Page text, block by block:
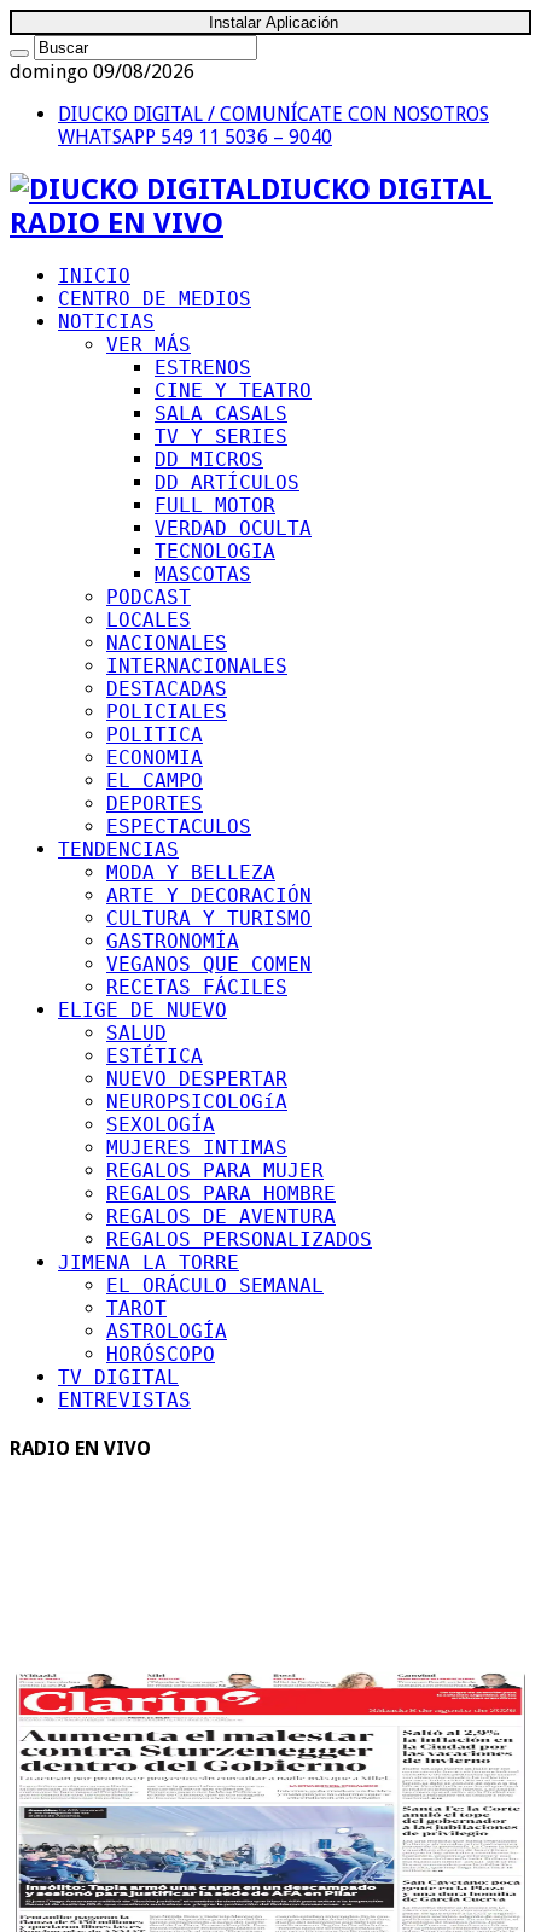
Instalar Aplicación
domingo 09/08/2026
DIUCKO DIGITAL / COMUNÍCATE CON NOSOTROS
WHATSAPP 549 11 5036 – 9040
DIUCKO DIGITAL
RADIO EN VIVO
INICIO
CENTRO DE MEDIOS
NOTICIAS
VER MÁS
ESTRENOS
CINE Y TEATRO
SALA CASALS
TV Y SERIES
DD MICROS
DD ARTÍCULOS
FULL MOTOR
VERDAD OCULTA
TECNOLOGIA
MASCOTAS
PODCAST
LOCALES
NACIONALES
INTERNACIONALES
DESTACADAS
POLICIALES
POLITICA
ECONOMIA
EL CAMPO
DEPORTES
ESPECTACULOS
TENDENCIAS
MODA Y BELLEZA
ARTE Y DECORACIÓN
CULTURA Y TURISMO
GASTRONOMÍA
VEGANOS QUE COMEN
RECETAS FÁCILES
ELIGE DE NUEVO
SALUD
ESTÉTICA
NUEVO DESPERTAR
NEUROPSICOLOGíA
SEXOLOGÍA
MUJERES INTIMAS
REGALOS PARA MUJER
REGALOS PARA HOMBRE
REGALOS DE AVENTURA
REGALOS PERSONALIZADOS
JIMENA LA TORRE
EL ORÁCULO SEMANAL
TAROT
ASTROLOGÍA
HORÓSCOPO
TV DIGITAL
ENTREVISTAS
RADIO EN VIVO